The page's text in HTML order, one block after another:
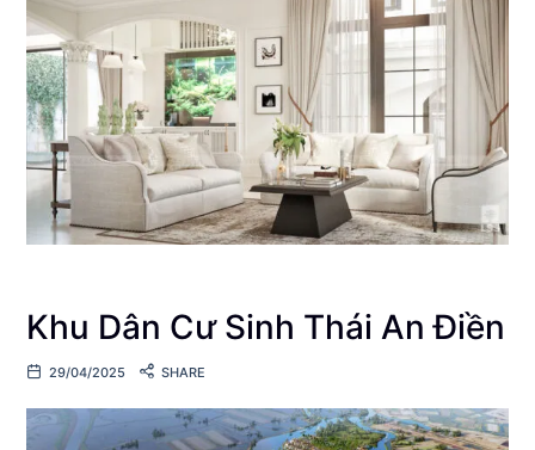
Khu Dân Cư Sinh Thái An Điền
29/04/2025 SHARE